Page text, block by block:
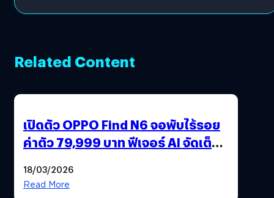
Related Content
เปิดตัว OPPO Find N6 จอพับไร้รอย
ค่าตัว 79,999 บาท ฟีเจอร์ AI จัดเต็ม
18/03/2026
Read More